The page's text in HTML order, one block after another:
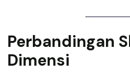
Perbandingan
Dimensi